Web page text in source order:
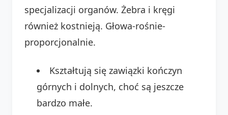
specjalizacji organów. Żebra i kręgi
również kostnieją. Głowa-rośnie-
proporcjonalnie.
Kształtują się zawiązki kończyn
górnych i dolnych, choć są jeszcze
bardzo małe.